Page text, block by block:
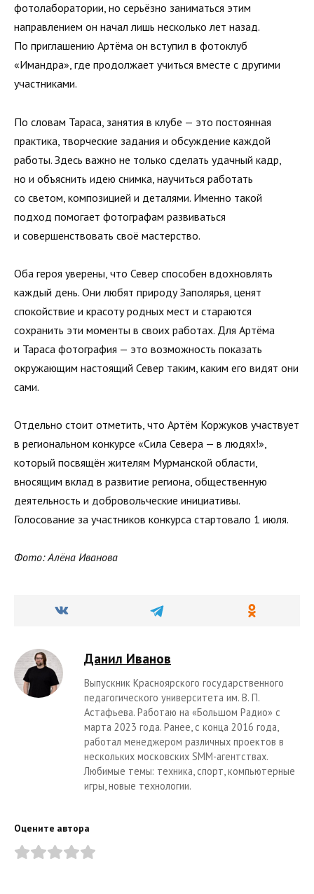
фотолаборатории, но серьёзно заниматься этим
направлением он начал лишь несколько лет назад.
По приглашению Артёма он вступил в фотоклуб
«Имандра», где продолжает учиться вместе с другими
участниками.
По словам Тараса, занятия в клубе — это постоянная
практика, творческие задания и обсуждение каждой
работы. Здесь важно не только сделать удачный кадр,
но и объяснить идею снимка, научиться работать
со светом, композицией и деталями. Именно такой
подход помогает фотографам развиваться
и совершенствовать своё мастерство.
Оба героя уверены, что Север способен вдохновлять
каждый день. Они любят природу Заполярья, ценят
спокойствие и красоту родных мест и стараются
сохранить эти моменты в своих работах. Для Артёма
и Тараса фотография — это возможность показать
окружающим настоящий Север таким, каким его видят они
сами.
Отдельно стоит отметить, что Артём Коржуков участвует
в региональном конкурсе «Сила Севера — в людях!»,
который посвящён жителям Мурманской области,
вносящим вклад в развитие региона, общественную
деятельность и добровольческие инициативы.
Голосование за участников конкурса стартовало 1 июля.
Фото: Алёна Иванова
Данил Иванов
Выпускник Красноярского государственного
педагогического университета им. В. П.
Астафьева. Работаю на «Большом Радио» с
марта 2023 года. Ранее, с конца 2016 года,
работал менеджером различных проектов в
нескольких московских SMM-агентствах.
Любимые темы: техника, спорт, компьютерные
игры, новые технологии.
Оцените автора